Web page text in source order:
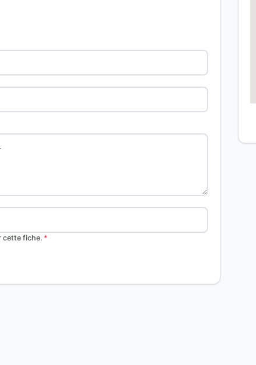
cette fiche. *